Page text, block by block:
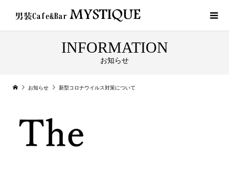
INFORMATION
お知らせ
お知らせ 新型コロナウイルス対策について